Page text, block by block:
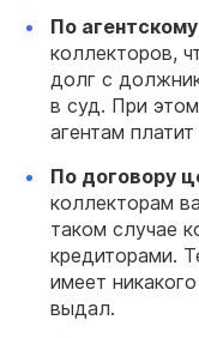
По
коллекторов,
долг с
в суд. При
агентам
По договору
коллекторам
таком случае
кредиторами.
имеет
выдал.